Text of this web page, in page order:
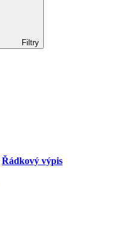
Filtry
Řádkový výpis